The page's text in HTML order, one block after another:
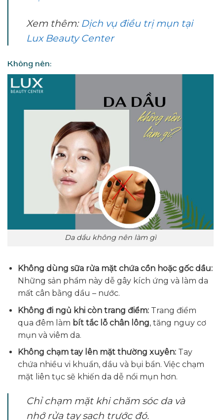
Xem thêm: Dịch vụ điều trị mụn tại
Lux Beauty Center
Không nên:
Da dầu không nên làm gì
Không dùng sữa rửa mặt chứa cồn hoặc gốc dầu:
Những sản phẩm này dễ gây kích ứng và làm da
mất cân bằng dầu – nước.
Không đi ngủ khi còn trang điểm: Trang điểm
qua đêm làm bít tắc lỗ chân lông, tăng nguy cơ
mụn và viêm da.
Không chạm tay lên mặt thường xuyên: Tay
chứa nhiều vi khuẩn, dầu và bụi bẩn. Việc chạm
mặt liên tục sẽ khiến da dễ nổi mụn hơn.
Chỉ chạm mặt khi chăm sóc da và
nhớ rửa tay sạch trước đó.